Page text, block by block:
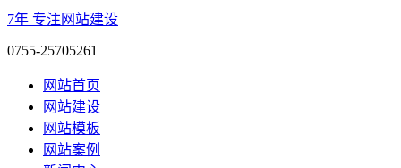
7年 专注网站建设
0755-25705261
网站首页
网站建设
网站模板
网站案例